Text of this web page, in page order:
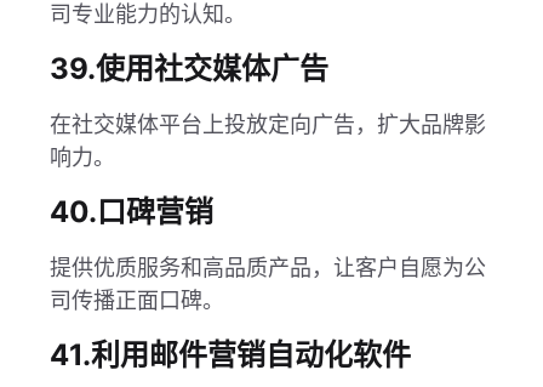
司专业能力的认知。
39.使用社交媒体广告
在社交媒体平台上投放定向广告，扩大品牌影
响力。
40.口碑营销
提供优质服务和高品质产品，让客户自愿为公
司传播正面口碑。
41.利用邮件营销自动化软件